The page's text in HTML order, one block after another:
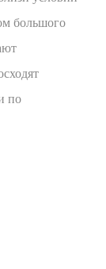
большого
по